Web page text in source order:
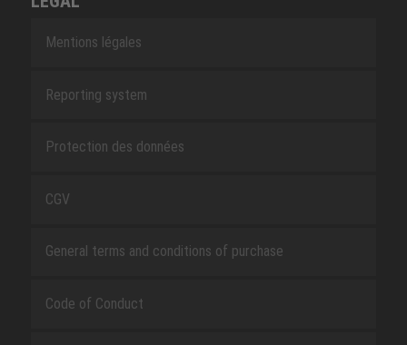
Mentions légales
Reporting system
Protection des données
CGV
General terms and conditions of purchase
Code of Conduct